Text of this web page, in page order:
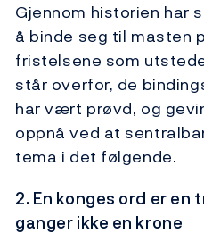
Gjennom historien har
å binde seg til masten
fristelsene som
står overfor, de
har vært prøvd, og
oppnå ved at
tema i det følgende.
2. En konges ord er en
ganger ikke en krone